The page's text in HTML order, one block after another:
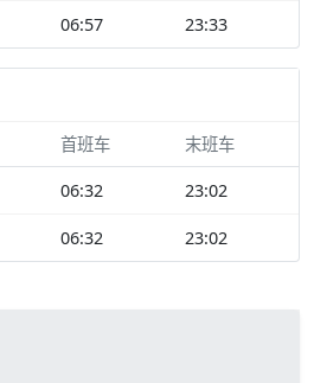
06:57 23:33
首班车 末班车
06:32 23:02
06:32 23:02